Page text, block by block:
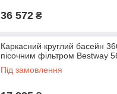
36 572 ₴
Каркасний круглий басейн
пісочним фільтром Bestway
Під замовлення